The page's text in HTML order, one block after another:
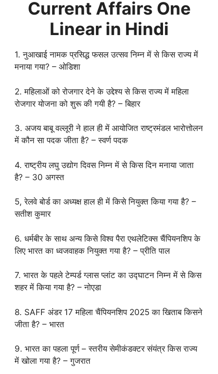
Current Affairs One
Linear in Hindi
1. नुआखाई नामक प्रसिद्ध फसल उत्सव निम्न में से किस राज्य में
मनाया गया? – ओडिशा
2. महिलाओं को रोजगार देने के उद्देश्य से किस राज्य में महिला
रोजगार योजना को शुरू की गयी है? – बिहार
3. अजय बाबू वल्लूरी ने हाल ही में आयोजित राष्ट्रमंडल भारोत्तोलन
में कौन सा पदक जीता है? – स्वर्ण पदक
4. राष्ट्रीय लघु उद्योग दिवस निम्न में से किस दिन मनाया जाता
है? – 30 अगस्त
5, रेलवे बोर्ड का अध्यक्ष हाल ही में किसे नियुक्त किया गया है? –
सतीश कुमार
6. धर्मबीर के साथ अन्य किसे विश्व पैरा एथलेटिक्स चैंपियनशिप के
लिए भारत का ध्वजवाहक नियुक्त गया है? – प्रीति पाल
7. भारत के पहले टेम्पर्ड ग्लास प्लांट का उद्घाटन निम्न में से किस
शहर में किया गया है? – नोएडा
8. SAFF अंडर 17 महिला चैंपियनशिप 2025 का खिताब किसने
जीता है? – भारत
9. भारत का पहला पूर्ण – स्तरीय सेमीकंडक्टर संयंत्र किस राज्य
में खोला गया है? – गुजरात